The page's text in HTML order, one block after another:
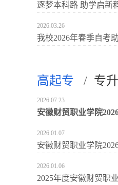
逐梦本科路 助学启新
2026.03.26
我校2026年春季自考
高起专 / 专
2026.07.23
安徽财贸职业学院
2026.01.07
安徽财贸职业学院
2026.01.06
2025年度安徽财贸职